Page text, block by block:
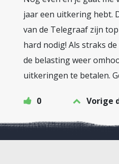
jaar een uitkering hebt.
van de Telegraaf zijn
hard nodig! Als straks
de belasting weer
uitkeringen te betalen.
0 Vorige